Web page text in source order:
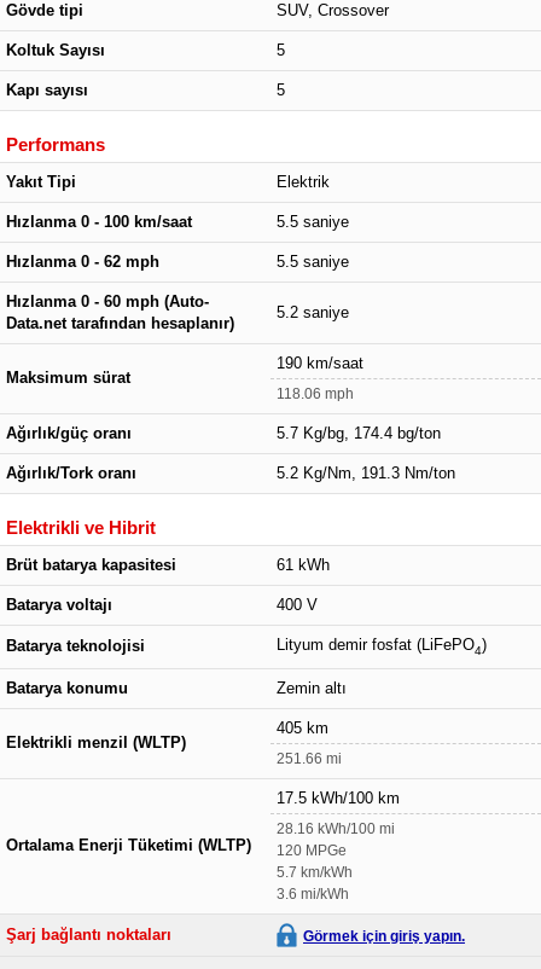
Gövde tipi SUV, Crossover
Koltuk Sayısı 5
Kapı sayısı 5
Performans
Yakıt Tipi Elektrik
Hızlanma 0 - 100 km/saat 5.5 saniye
Hızlanma 0 - 62 mph 5.5 saniye
Hızlanma 0 - 60 mph (Auto-
Data.net tarafından hesaplanır)
5.2 saniye
Maksimum sürat
190 km/saat
118.06 mph
Ağırlık/güç oranı 5.7 Kg/bg, 174.4 bg/ton
Ağırlık/Tork oranı 5.2 Kg/Nm, 191.3 Nm/ton
Elektrikli ve Hibrit
Brüt batarya kapasitesi 61 kWh
Batarya voltajı 400 V
Batarya teknolojisi Lityum demir fosfat (LiFePO4)
Batarya konumu Zemin altı
Elektrikli menzil (WLTP)
405 km
251.66 mi
Ortalama Enerji Tüketimi (WLTP)
17.5 kWh/100 km
28.16 kWh/100 mi
120 MPGe
5.7 km/kWh
3.6 mi/kWh
Şarj bağlantı noktaları Görmek için giriş yapın.